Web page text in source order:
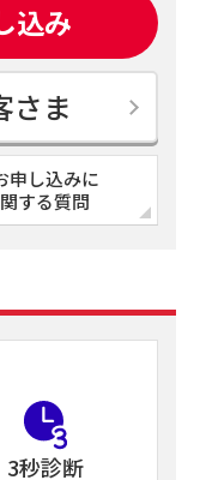
込み
さま
申し込みに
関する質問
3秒診断